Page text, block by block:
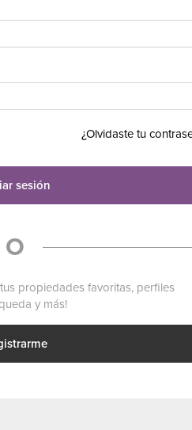
¿Olvidaste tu
sesión
O
propiedades favoritas, perfiles
y más!